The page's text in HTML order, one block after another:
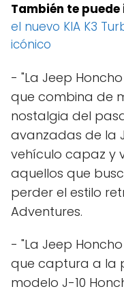
También te
el nuevo KIA K3
icónico
- "La Jeep
que combina de
nostalgia del
avanzadas de la
vehículo capaz y
aquellos que
perder el estilo
Adventures.
- "La Jeep
que captura a la
modelo J-10